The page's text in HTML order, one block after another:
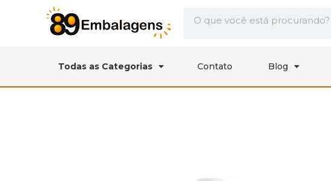
Todas as Categorias Contato Blog